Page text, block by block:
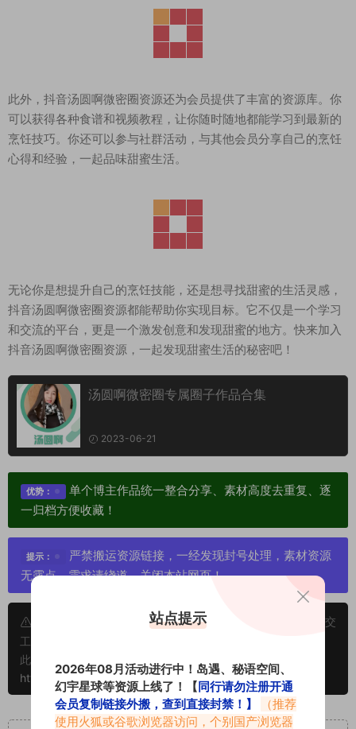
此外，抖音汤圆啊微密圈资源还为会员提供了丰富的资源库。你
可以获得各种食谱和视频教程，让你随时随地都能学习到最新的
烹饪技巧。你还可以参与社群活动，与其他会员分享自己的烹饪
心得和经验，一起品味甜蜜生活。
无论你是想提升自己的烹饪技能，还是想寻找甜蜜的生活灵感，
抖音汤圆啊微密圈资源都能帮助你实现目标。它不仅是一个学习
和交流的平台，更是一个激发创意和发现甜蜜的地方。快来加入
抖音汤圆啊微密圈资源，一起发现甜蜜生活的秘密吧！
汤圆啊微密圈专属圈子作品合集
2023-06-21
优势：
单个博主作品统一整合分享、素材高度去重复、逐
一归档方便收藏！
提示：
严禁搬运资源链接，一经发现封号处理，素材资源
无露点、需求请绕道，关闭本站网页！
申明：本文资源均来源网友分享，若侵犯了您的权限可以提交
工单处理。
此外本文章皆属于原创文章，转载请注明出处！原文链接：
https://www.vmiba.top/1300.html
重要声明
站点提示
2026年08月活动进行中！岛遇、秘语空间、
幻宇星球等资源上线了！【同行请勿注册开通
会员复制链接外搬，查到直接封禁！】
（推荐
使用火狐或谷歌浏览器访问，个别国产浏览器